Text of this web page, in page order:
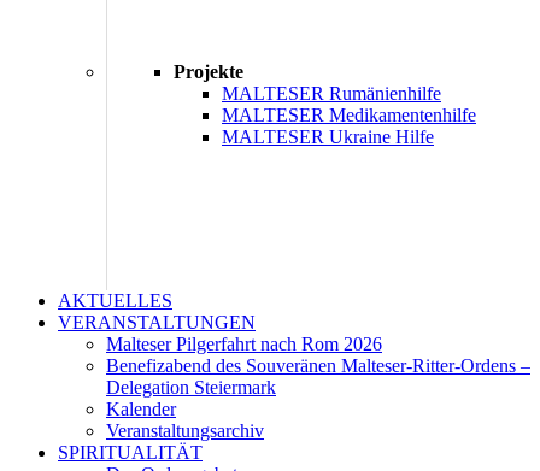
Projekte
MALTESER Rumänienhilfe
MALTESER Medikamentenhilfe
MALTESER Ukraine Hilfe
AKTUELLES
VERANSTALTUNGEN
Malteser Pilgerfahrt nach Rom 2026
Benefizabend des Souveränen Malteser-Ritter-Ordens –
Delegation Steiermark
Kalender
Veranstaltungsarchiv
SPIRITUALITÄT